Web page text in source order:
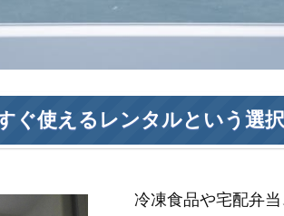
ぐ使えるレンタルという選
冷凍食品や宅配弁